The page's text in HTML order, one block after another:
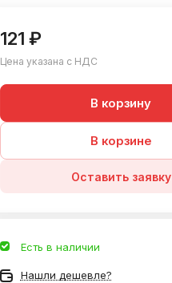
121 ₽
Цена указана с НДС
В корзину
В корзине
Оставить заявку
Есть в наличии
Нашли дешевле?